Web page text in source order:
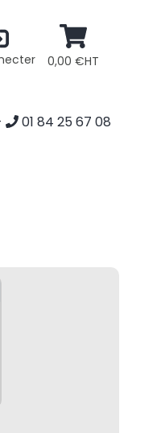
0,00 €HT
01 84 25 67 08